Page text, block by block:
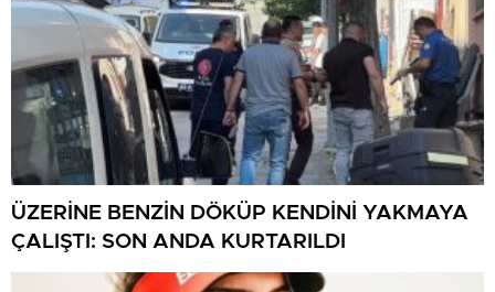
ÜZERİNE BENZİN DÖKÜP KENDİNİ YAKMAYA
ÇALIŞTI: SON ANDA KURTARILDI